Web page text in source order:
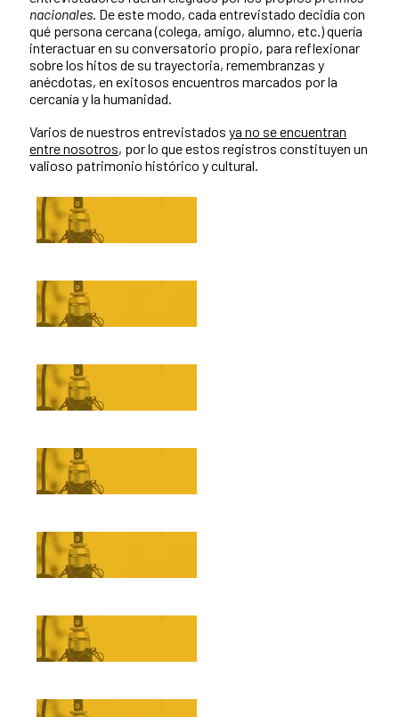
nacionales. De este modo, cada entrevistado decidía con
qué persona cercana (colega, amigo, alumno, etc.) quería
interactuar en su conversatorio propio, para reflexionar
sobre los hitos de su trayectoria, remembranzas y
anécdotas, en exitosos encuentros marcados por la
cercanía y la humanidad.
Varios de nuestros entrevistados ya no se encuentran
entre nosotros, por lo que estos registros constituyen un
valioso patrimonio histórico y cultural.